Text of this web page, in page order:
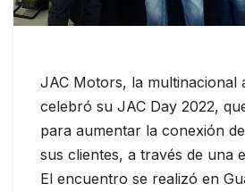
JAC Motors, la multinacional
celebró su JAC Day 2022,
para aumentar la conexión
sus clientes, a través de una
El encuentro se realizó en